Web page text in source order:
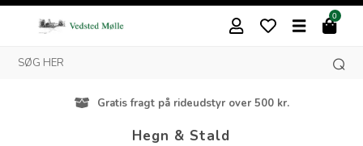
0
Besøg vores butik i Vedsted
Hegn & Stald